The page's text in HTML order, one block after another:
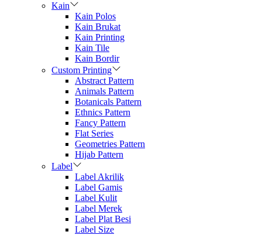
Kain
Kain Polos
Kain Brukat
Kain Printing
Kain Tile
Kain Bordir
Custom Printing
Abstract Pattern
Animals Pattern
Botanicals Pattern
Ethnics Pattern
Fancy Pattern
Flat Series
Geometries Pattern
Hijab Pattern
Label
Label Akrilik
Label Gamis
Label Kulit
Label Merek
Label Plat Besi
Label Size